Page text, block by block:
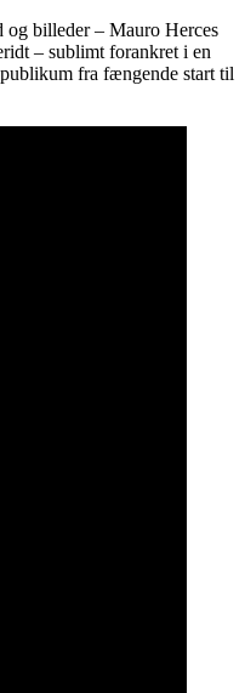
og billeder – Mauro Herces
– sublimt forankret i en
fra fængende start til